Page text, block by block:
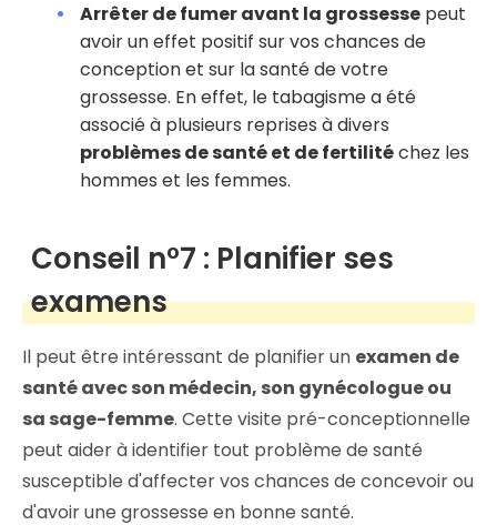
Arrêter de fumer avant la grossesse peut
avoir un effet positif sur vos chances de
conception et sur la santé de votre
grossesse. En effet, le tabagisme a été
associé à plusieurs reprises à divers
problèmes de santé et de fertilitéchez les
hommes et les femmes.
Conseil n°7 : Planifier ses
examens
Il peut être intéressant de planifier un examen de
santé avec son médecin, son gynécologue ou
sa sage-femme. Cette visite pré-conceptionnelle
peut aider à identifier tout problème de santé
susceptible d'affecter vos chances de concevoir ou
d'avoir une grossesse en bonne santé.